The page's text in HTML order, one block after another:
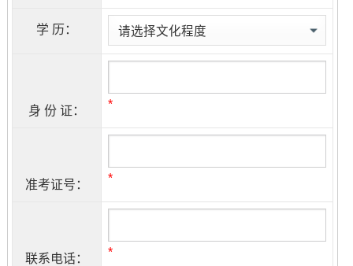
学 历：
身 份 证： *
准考证号： *
联系电话： *